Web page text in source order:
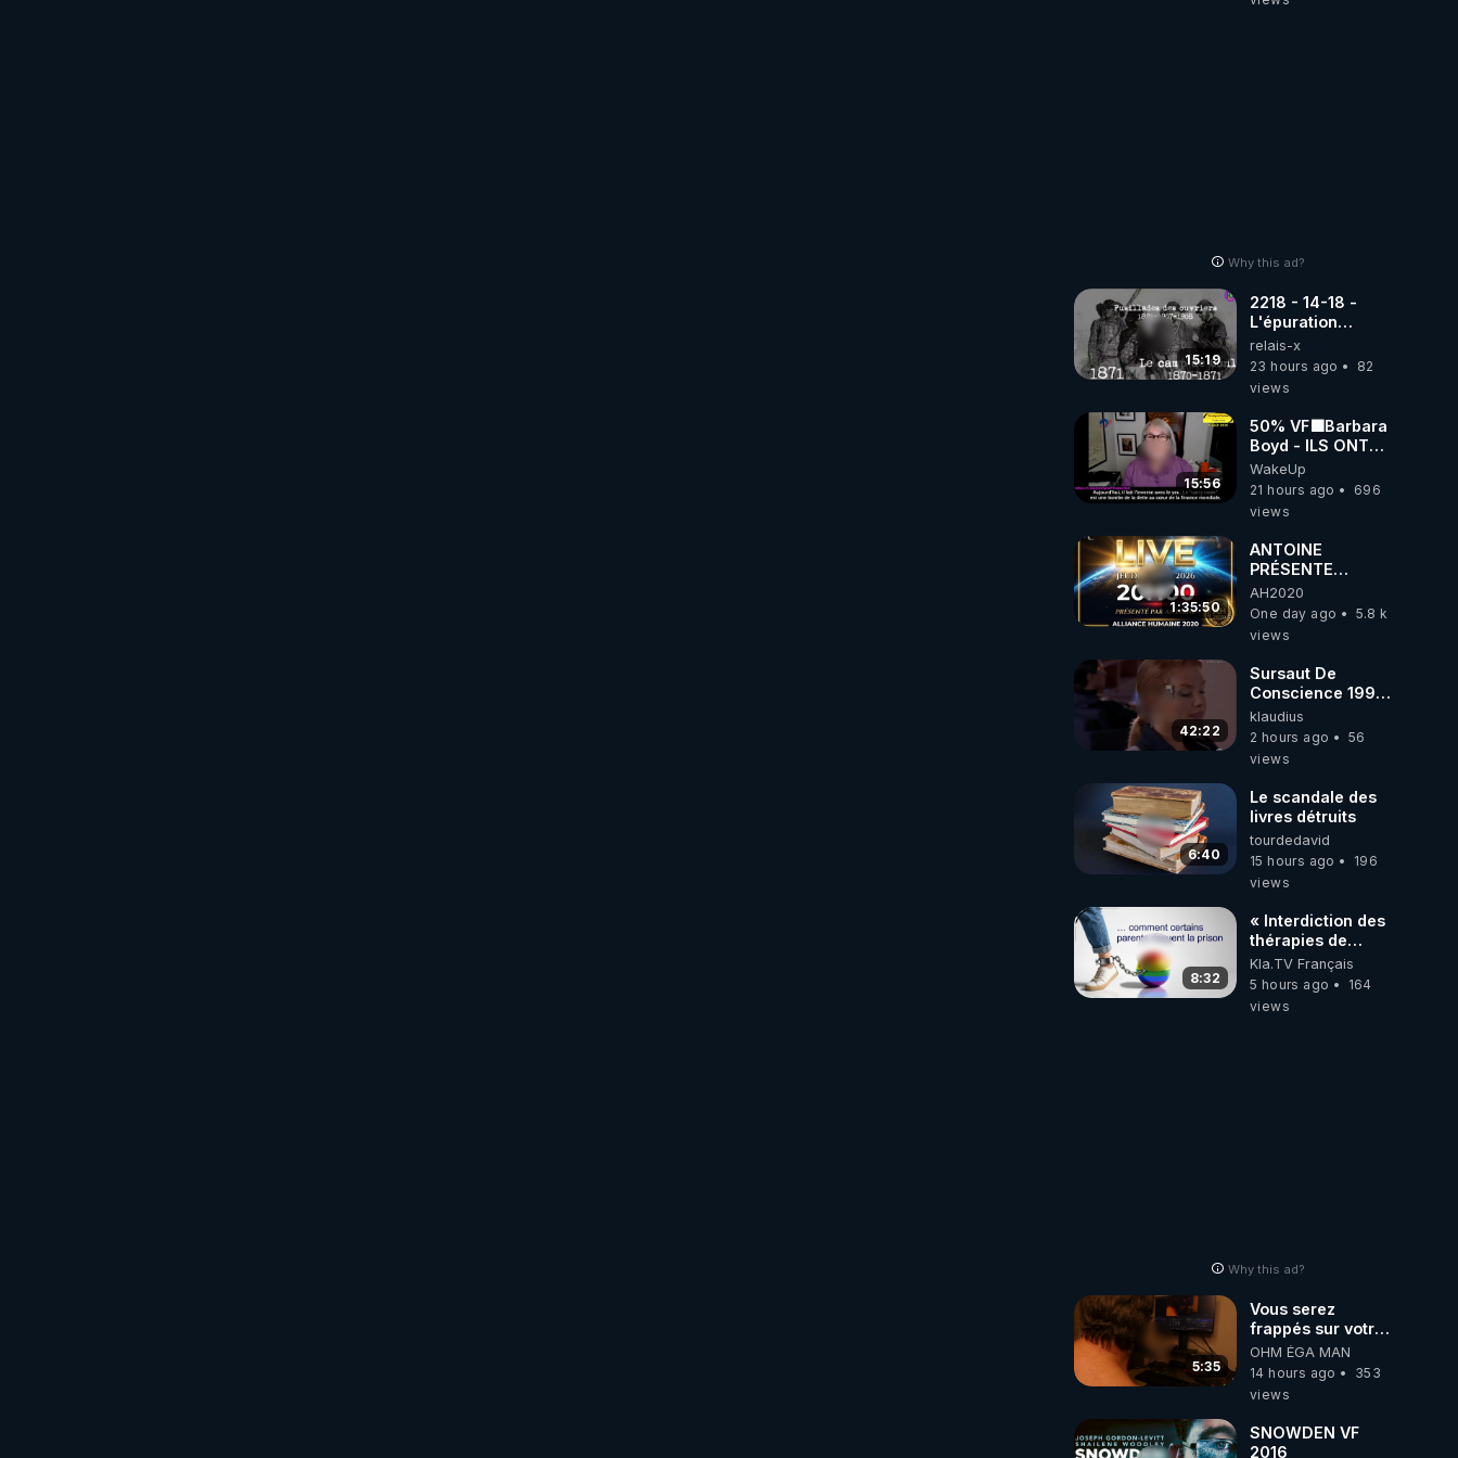
Why this ad?
15:19
2218 - 14-18 -
L'épuration
républicaine
organisée par les
frères de la
relais-x
23 hours ago
82
views
15:56
50% VF🟩Barbara
Boyd - ILS ONT
MENTI SUR TOUT
-Jocelyne
Traduction
WakeUp
21 hours ago
696
views
1:35:50
ANTOINE
PRÉSENTE
AH2020 LE LIVE
20H ***DU
06/08/2026***
AH2020
One day ago
5.8 k
views
42:22
Sursaut De
Conscience 1998
- toujours
d'actualité ....Au
Dela Du Réel
klaudius
2 hours ago
56
views
6:40
Le scandale des
livres détruits
tourdedavid
15 hours ago
196
views
8:32
« Interdiction des
thérapies de
conversion »
Kla.TV Français
5 hours ago
164
views
Why this ad?
5:35
Vous serez
frappés sur votre
sol européens par
la faute des
dirigeants qui
le nez
OHM ÉGA MAN
14 hours ago
353
views
SNOWDEN VF
2016